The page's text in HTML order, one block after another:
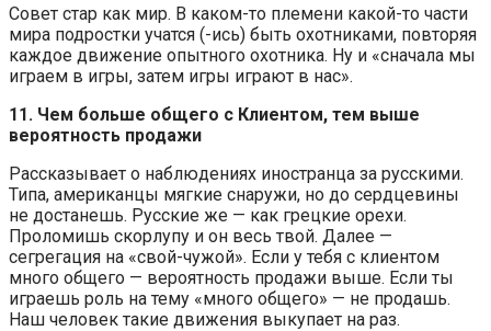
Совет стар как мир. В каком-то племени какой-то части
мира подростки учатся (-ись) быть охотниками, повторяя
каждое движение опытного охотника. Ну и «сначала мы
играем в игры, затем игры играют в нас».
11. Чем больше общего с Клиентом, тем выше
вероятность продажи
Рассказывает о наблюдениях иностранца за русскими.
Типа, американцы мягкие снаружи, но до сердцевины
не достанешь. Русские же — как грецкие орехи.
Проломишь скорлупу и он весь твой. Далее —
сегрегация на «свой-чужой». Если у тебя с клиентом
много общего — вероятность продажи выше. Если ты
играешь роль на тему «много общего» — не продашь.
Наш человек такие движения выкупает на раз.